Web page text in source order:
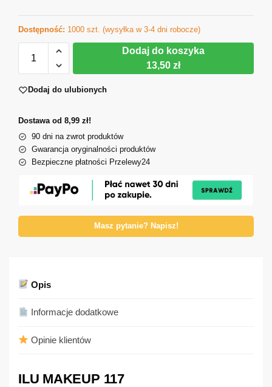
Dostępność: 1000 szt. (wysyłka w 3-4 dni robocze)
Dodaj do koszyka
13,50 zł
Dodaj do ulubionych
Dostawa od 8,99 zł!
90 dni na zwrot produktów
Gwarancja oryginalności produktów
Bezpieczne płatności Przelewy24
Masz pytanie? Napisz!
Opis
Informacje dodatkowe
Opinie klientów
ILU MAKEUP 117